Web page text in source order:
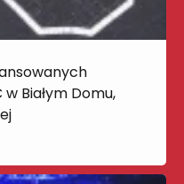
Białym Domu,